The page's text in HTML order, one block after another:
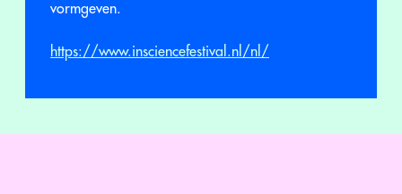
vormgeven.
https://www.insciencefestival.nl/nl/